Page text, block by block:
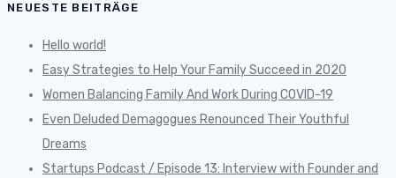
NEUESTE BEITRÄGE
Hello world!
Easy Strategies to Help Your Family Succeed in 2020
Women Balancing Family And Work During COVID-19
Even Deluded Demagogues Renounced Their Youthful
Dreams
Startups Podcast / Episode 13: Interview with Founder and